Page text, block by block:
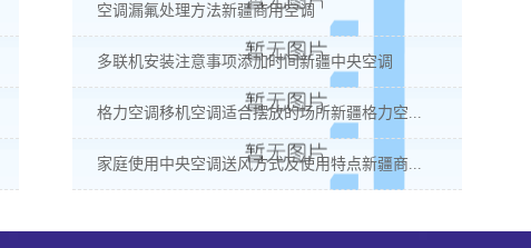
空调漏氟处理方法新疆商用空调
多联机安装注意事项添加时间新疆中央空调
格力空调移机空调适合摆放的场所新疆格力空...
家庭使用中央空调送风方式及使用特点新疆商...